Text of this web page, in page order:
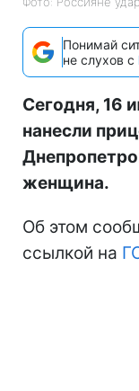
Понимай
не слухов с
Сегодня, 16
нанесли
женщина.
Об этом
ссылкой на